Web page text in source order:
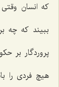
که انسان
ببیند که چه
پروردگار بر
هیچ فردی را